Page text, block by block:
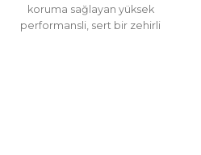
koruma sağlayan yüksek
performansli, sert bir zehirli